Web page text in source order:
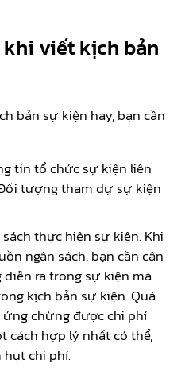
viết kịch bản
bản sự kiện hay, bạn cần
tin tổ chức sự kiện liên
tượng tham dự sự kiện
thực hiện sự kiện. Khi
ngân sách, bạn cần cân
ra trong sự kiện mà
kịch bản sự kiện. Quá
chừng được chi phí
cách hợp lý nhất có thể,
chi phí.